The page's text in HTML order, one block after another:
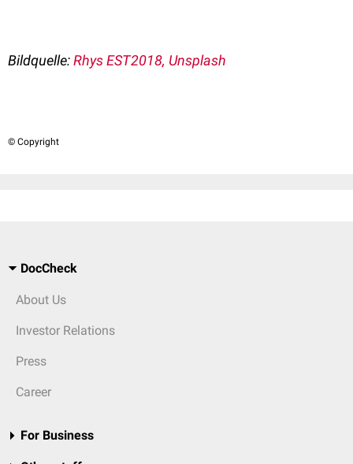
Bildquelle:Rhys EST2018, Unsplash
© Copyright
DocCheck
About Us
Investor Relations
Press
Career
For Business